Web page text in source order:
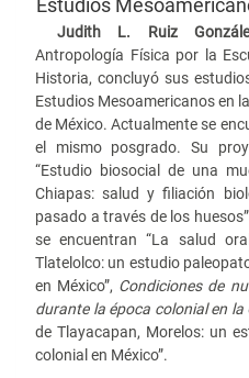
Judith L. Ruiz
Antropología Física por la
Historia, concluyó sus
Estudios Mesoamericanos en
de México. Actualmente se
el mismo posgrado. Su
“Estudio biosocial de una
Chiapas: salud y filiación
pasado a través de los
se encuentran “La salud
Tlatelolco: un estudio
en México”, Condiciones de
durante la época colonial en la
de Tlayacapan, Morelos: un
colonial en México”.